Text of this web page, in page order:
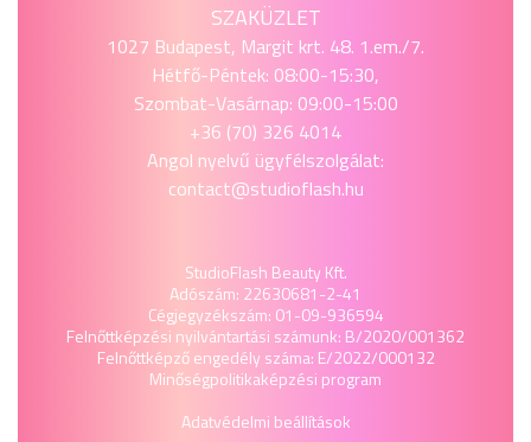
SZAKÜZLET
1027 Budapest, Margit krt. 48. 1.em./7.
Hétfő-Péntek: 08:00-15:30,
Szombat-Vasárnap: 09:00-15:00
+36 (70) 326 4014
Angol nyelvű ügyfélszolgálat:
contact@studioflash.hu
StudioFlash Beauty Kft.
Adószám: 22630681-2-41
Cégjegyzékszám: 01-09-936594
Felnőttképzési nyilvántartási számunk: B/2020/001362
Felnőttképző engedély száma: E/2022/000132
Minőségpolitikaképzési program
Adatvédelmi beállítások